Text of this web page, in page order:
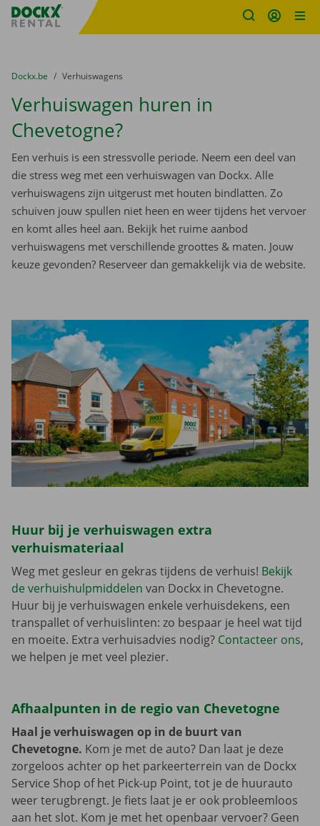
Fratello DEMO
U bevindt zich hier:
van
Dockx.be naar
Verhuiswagens
Verhuiswagen huren in
Chevetogne?
Een verhuis is een stressvolle periode. Neem een deel van
die stress weg met een verhuiswagen van Dockx. Alle
verhuiswagens zijn uitgerust met houten bindlatten. Zo
schuiven jouw spullen niet heen en weer tijdens het vervoer
en komt alles heel aan. Bekijk het ruime aanbod
verhuiswagens met verschillende groottes & maten. Jouw
keuze gevonden? Reserveer dan gemakkelijk via de website.
Huur bij je verhuiswagen extra
verhuismateriaal
Weg met gesleur en gekras tijdens de verhuis! Bekijk
de verhuishulpmiddelen van Dockx in Chevetogne.
Huur bij je verhuiswagen enkele verhuisdekens, een
transpallet of verhuislinten: zo bespaar je heel wat tijd
en moeite. Extra verhuisadvies nodig? Contacteer ons,
we helpen je met veel plezier.
Afhaalpunten in de regio van Chevetogne
Haal je verhuiswagen op in de buurt van
Chevetogne. Kom je met de auto? Dan laat je deze
zorgeloos achter op het parkeerterrein van de Dockx
Service Shop of het Pick-up Point, tot je de huurauto
weer terugbrengt. Je fiets laat je er ook probleemloos
aan het slot. Kom je met het openbaar vervoer? Geen